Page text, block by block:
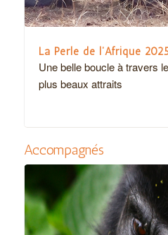
La Perle de l’Afrique
Une belle boucle à travers
plus beaux attraits
Accompagnés